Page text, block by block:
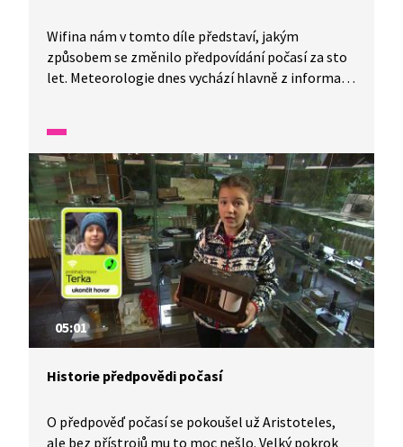
Wifina nám v tomto díle představí, jakým
způsobem se změnilo předpovídání počasí za sto
let. Meteorologie dnes vychází hlavně z informací
přístrojů, které najdeme v meteorologické budce,
vypustíme meteorologický balón.
05:01
Historie předpovědi počasí
O předpověď počasí se pokoušel už Aristoteles,
ale bez přístrojů mu to moc nešlo. Velký pokrok